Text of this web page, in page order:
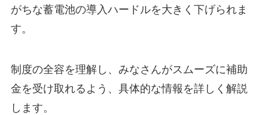
がちな蓄電池の導入ハードルを大きく下げられま
す。
制度の全容を理解し、みなさんがスムーズに補助
金を受け取れるよう、具体的な情報を詳しく解説
します。